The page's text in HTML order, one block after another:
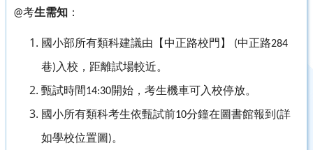
@考生需知 ：
國小部所有類科建議由 【中正路校門 】 (中正路284
巷) 入校，距離試場較近。
甄試時間14:30開始，考生機車可入校停放。
國小所有類科考生依甄試前10分鐘在圖書館報到 (詳
如學校位置圖 )。